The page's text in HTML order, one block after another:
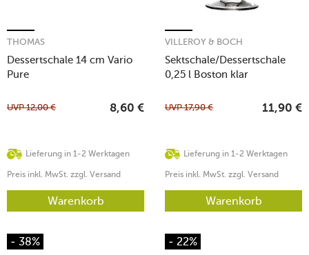
Dessertschale 14 cm Vario
Pure
THOMAS
Lieferung in 1-2 Werktagen
UVP12,00 € 8,60 €
Preis inkl. MwSt. zzgl. Versand
Warenkorb
Sektschale/Dessertschale
0,25 l Boston klar
VILLEROY & BOCH
Lieferung in 1-2 Werktagen
UVP17,90 € 11,90 €
Preis inkl. MwSt. zzgl. Versand
Warenkorb
- 38% - 22%